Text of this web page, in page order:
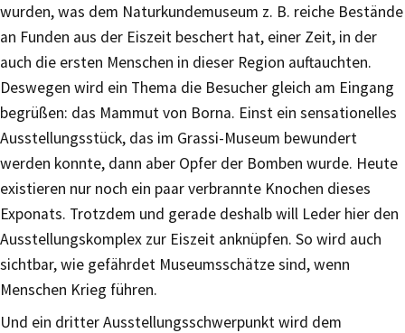
wurden, was dem Naturkundemuseum z. B. reiche Bestände
an Funden aus der Eiszeit beschert hat, einer Zeit, in der
auch die ersten Menschen in dieser Region auftauchten.
Deswegen wird ein Thema die Besucher gleich am Eingang
begrüßen: das Mammut von Borna. Einst ein sensationelles
Ausstellungsstück, das im Grassi-Museum bewundert
werden konnte, dann aber Opfer der Bomben wurde. Heute
existieren nur noch ein paar verbrannte Knochen dieses
Exponats. Trotzdem und gerade deshalb will Leder hier den
Ausstellungskomplex zur Eiszeit anknüpfen. So wird auch
sichtbar, wie gefährdet Museumsschätze sind, wenn
Menschen Krieg führen.
Und ein dritter Ausstellungsschwerpunkt wird dem